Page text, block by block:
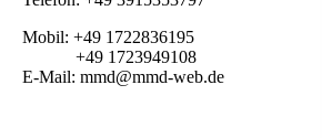
Mobil: +49 1722836195
+49 1723949108
E-Mail: mmd@mmd-web.de